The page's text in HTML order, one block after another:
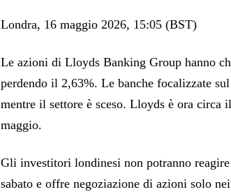
Londra, 16 maggio 2026, 15:05 (BST)
Le azioni di Lloyds Banking Group hanno
perdendo il 2,63%. Le banche focalizzate
mentre il settore è sceso. Lloyds è ora
maggio.
Gli investitori londinesi non potranno
sabato e offre negoziazione di azioni solo